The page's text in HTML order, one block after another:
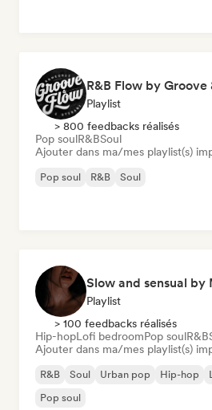
R&B Flow by Groove
Playlist
> 800 feedbacks réalisés
Pop soulR&BSoul
Ajouter dans ma/mes playlist(s)
Pop soul R&B Soul
Slow and sensual by
Playlist
> 100 feedbacks réalisés
Hip-hopLofi bedroomPop soulR&B
Ajouter dans ma/mes playlist(s)
R&B Soul Urban pop Hip-hop
Pop soul